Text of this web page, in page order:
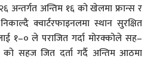
अन्तर्गत अन्तिम १६ को खेलमा फ्रान्स र
क्वार्टरफाइनलमा स्थान सुरक्षित
१–० ले पराजित गर्दा मोरक्कोले सह–
सहज जित दर्ता गर्दै अन्तिम आठमा